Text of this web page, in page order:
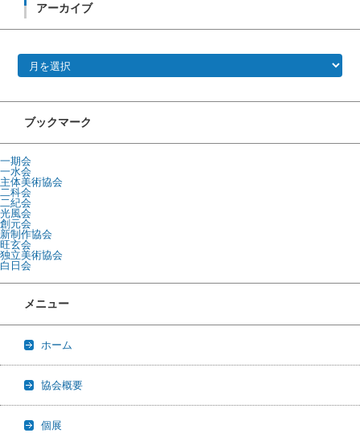
アーカイブ
ブックマーク
一期会
一水会
主体美術協会
二科会
二紀会
光風会
創元会
新制作協会
旺玄会
独立美術協会
白日会
メニュー
ホーム
協会概要
個展